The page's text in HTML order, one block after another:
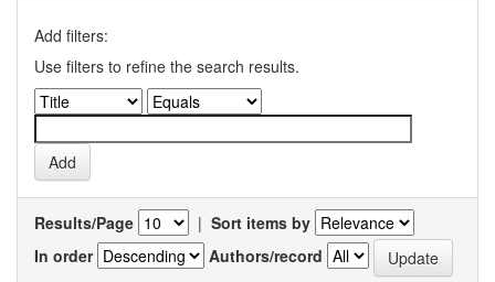
Add filters:
Use filters to refine the search results.
Results/Page | Sort items by
In order
Authors/record